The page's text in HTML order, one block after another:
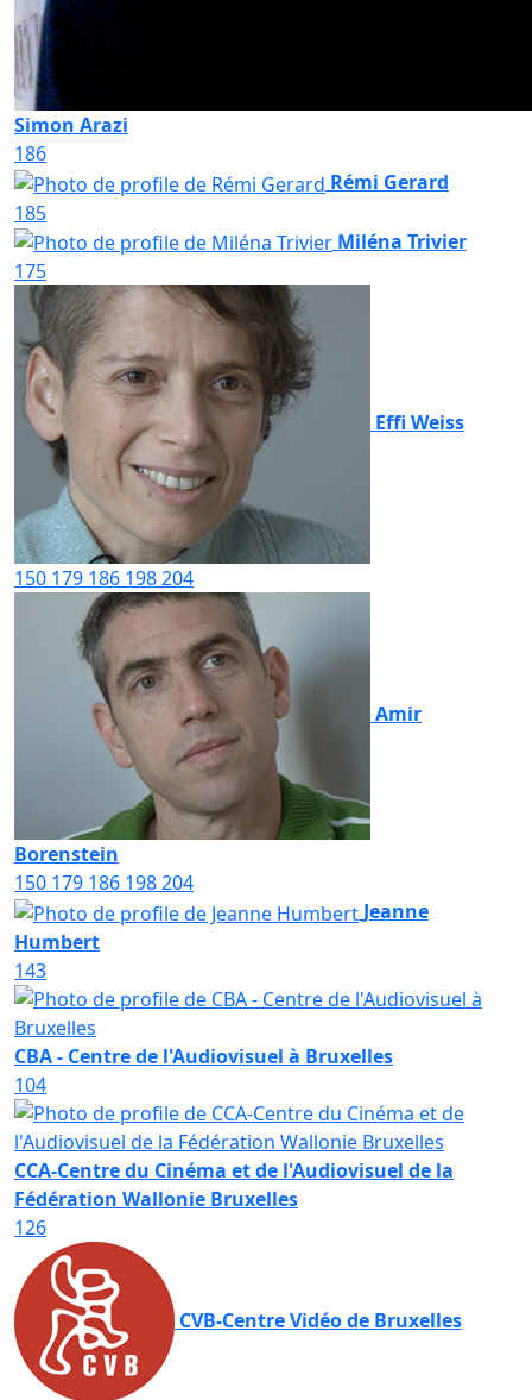
Simon Arazi
186
Rémi Gerard
185
Miléna Trivier
175
Effi Weiss
150 179 186 198204
Amir
Borenstein
150 179 186 198204
Jeanne
Humbert
143
CBA - Centre de l'Audiovisuel à Bruxelles
104
CCA-Centre du Cinéma et de l'Audiovisuel de la
Fédération Wallonie Bruxelles
126
CVB-Centre Vidéo de Bruxelles